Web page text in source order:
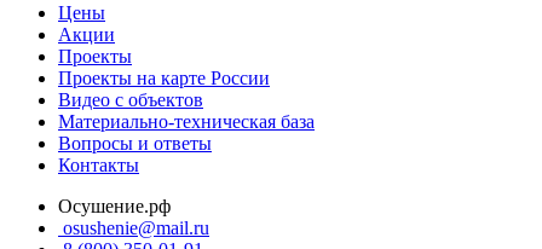
Цены
Акции
Проекты
Проекты на карте России
Видео с объектов
Материально-техническая база
Вопросы и ответы
Контакты
Осушение.рф
osushenie@mail.ru